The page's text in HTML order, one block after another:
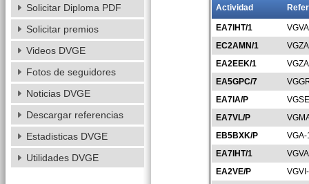
Actividad
EA7IHT/1
EC2AMN/1
EA2EEK/1
EA5GPC/7
EA7IA/P
EA7VL/P
EB5BXK/P
VGA-
EA7IHT/1
EA2VE/P
Solicitar Diploma PDF
Solicitar premios
Videos DVGE
Fotos de seguidores
Noticias DVGE
Descargar referencias
Estadisticas DVGE
Utilidades DVGE